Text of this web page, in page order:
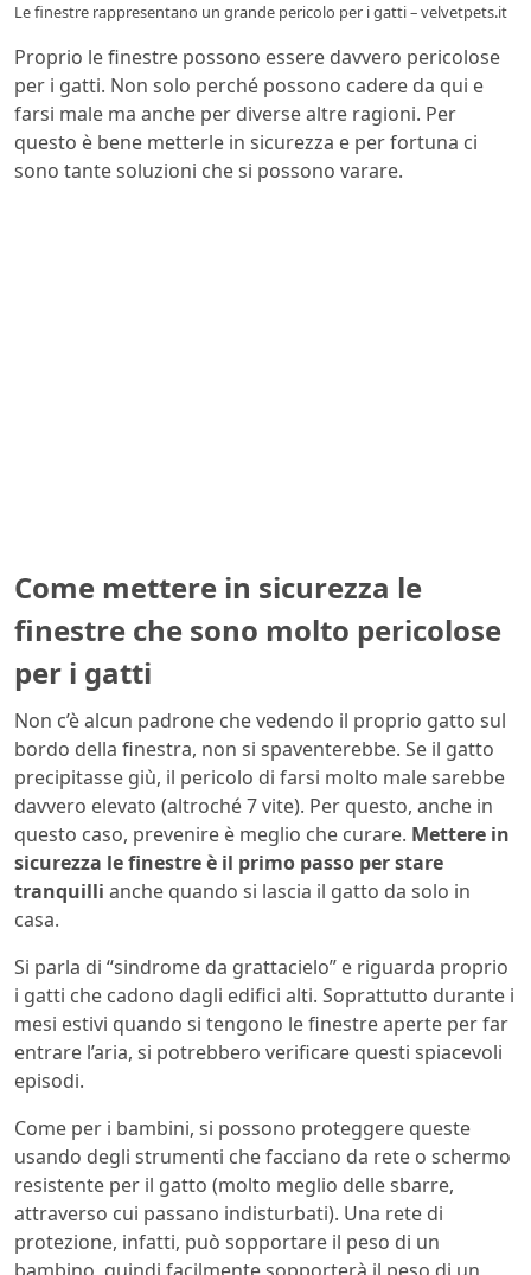
Le finestre rappresentano un grande pericolo per i gatti – velvetpets.it
Proprio le finestre possono essere davvero pericolose
per i gatti. Non solo perché possono cadere da qui e
farsi male ma anche per diverse altre ragioni. Per
questo è bene metterle in sicurezza e per fortuna ci
sono tante soluzioni che si possono varare.
Come mettere in sicurezza le
finestre che sono molto pericolose
per i gatti
Non c’è alcun padrone che vedendo il proprio gatto sul
bordo della finestra, non si spaventerebbe. Se il gatto
precipitasse giù, il pericolo di farsi molto male sarebbe
davvero elevato (altroché 7 vite). Per questo, anche in
questo caso, prevenire è meglio che curare. Mettere in
sicurezza le finestre è il primo passo per stare
tranquilli anche quando si lascia il gatto da solo in
casa.
Si parla di “sindrome da grattacielo” e riguarda proprio
i gatti che cadono dagli edifici alti. Soprattutto durante i
mesi estivi quando si tengono le finestre aperte per far
entrare l’aria, si potrebbero verificare questi spiacevoli
episodi.
Come per i bambini, si possono proteggere queste
usando degli strumenti che facciano da rete o schermo
resistente per il gatto (molto meglio delle sbarre,
attraverso cui passano indisturbati). Una rete di
protezione, infatti, può sopportare il peso di un